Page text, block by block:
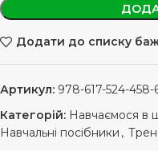
Додати до списку
Артикул: 978-617-524-458-
Категорій: Навчаємося в
Навчальні посібники ,